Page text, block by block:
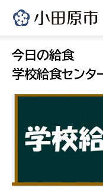
今日の給食
学校給食センタ